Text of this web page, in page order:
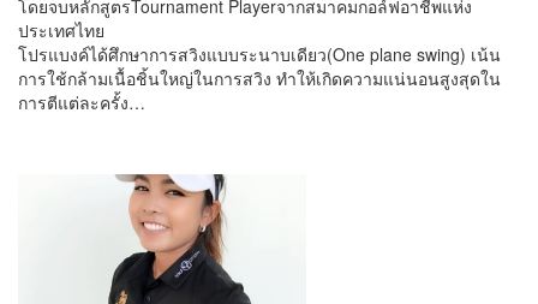
โดยจบหลักสูตรTournament Playerจากสมาคมกอล์ฟอาชีพแห่ง
ประเทศไทย
โปรแบงค์ได้ศึกษาการสวิงแบบระนาบเดียว(One plane swing) เน้น
การใช้กล้ามเนื้อชิ้นใหญ่ในการสวิง ทำให้เกิดความแน่นอนสูงสุดใน
การตีแต่ละครั้ง…